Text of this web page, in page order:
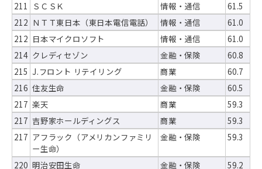
211 ＳＣＳＫ 情報・通信
61.5
212 ＮＴＴ東日本（東日本電信電話） 情報・通信
61.0
212 日本マイクロソフト 情報・通信
61.0
214 クレディセゾン 金融・保険
60.8
215 J.フロント リテイリング 商業
60.7
216 住友生命 金融・保険
60.5
217 楽天 商業
59.3
217 吉野家ホールディングス 商業
59.3
217 アフラック（アメリカンファミリ
ー生命）
金融・保険 59.3
220 明治安田生命 金融・保険 59.2